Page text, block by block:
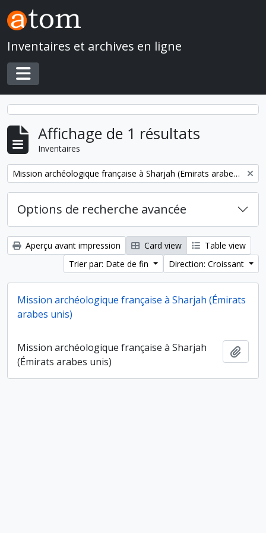
Skip to main content
Inventaires et archives en ligne
Toggle navigation
Affichage de 1 résultats
Inventaires
Remove filter: Mission archéologique française à Sharjah (Emirats arabes unis)
Options de recherche avancée
Aperçu avant impression Card view
Table view
Trier par: Date de fin
Direction: Croissant
Mission archéologique française à Sharjah (Émirats
arabes unis)
Mission archéologique française à Sharjah
(Émirats arabes unis)